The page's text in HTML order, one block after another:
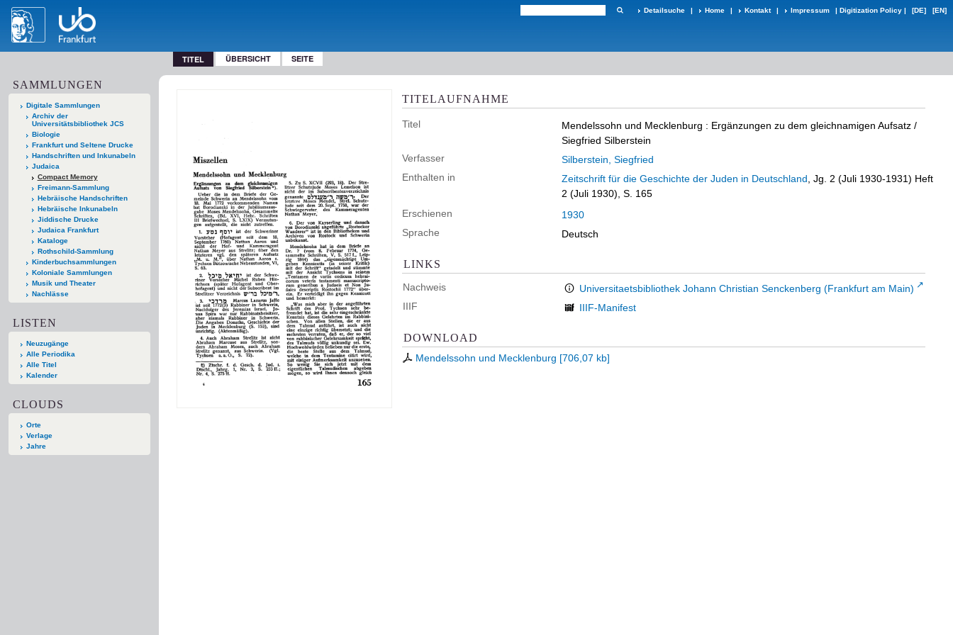
Detailsuche | Home | Kontakt | Impressum | Digitization Policy | [DE] [EN]
TITEL ÜBERSICHT SEITE
SAMMLUNGEN
Digitale Sammlungen
Archiv der
Universitätsbibliothek JCS
Biologie
Frankfurt und Seltene Drucke
Handschriften und Inkunabeln
Judaica
Compact Memory
Freimann-Sammlung
Hebräische Handschriften
Hebräische Inkunabeln
Jiddische Drucke
Judaica Frankfurt
Kataloge
Rothschild-Sammlung
Kinderbuchsammlungen
Koloniale Sammlungen
Musik und Theater
Nachlässe
LISTEN
Neuzugänge
Alle Periodika
Alle Titel
Kalender
CLOUDS
Orte
Verlage
Jahre
TITELAUFNAHME
Titel Mendelssohn und Mecklenburg : Ergänzungen zu dem gleichnamigen Aufsatz /
Siegfried Silberstein
Verfasser
Silberstein, Siegfried
Enthalten in
Zeitschrift für die Geschichte der Juden in Deutschland , Jg. 2 (Juli 1930-1931) Heft
2 (Juli 1930), S. 165
Erschienen
1930
Sprache
Deutsch
LINKS
Nachweis
Universitaetsbibliothek Johann Christian Senckenberg (Frankfurt am Main)
IIIF
IIIF-Manifest
DOWNLOAD
Mendelssohn und Mecklenburg [706,07 kb]